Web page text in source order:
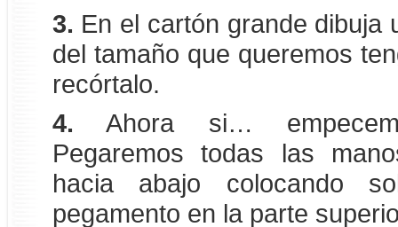
3. En el cartón grande dibuja
del tamaño que queremos
recórtalo.
4. Ahora si…
Pegaremos todas las
hacia abajo colocando
pegamento en la parte